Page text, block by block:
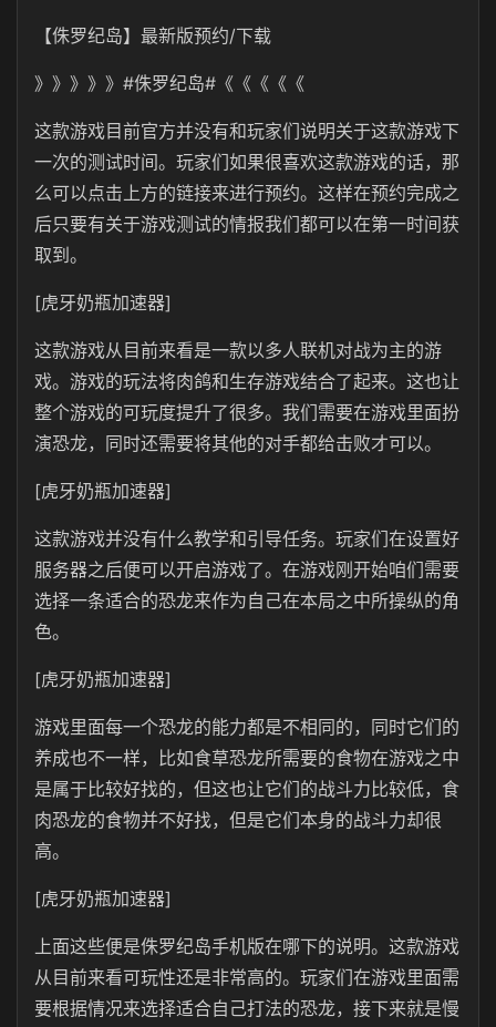
【侏罗纪岛】最新版预约/下载
》》》》》#侏罗纪岛#《《《《《
这款游戏目前官方并没有和玩家们说明关于这款游戏下
一次的测试时间。玩家们如果很喜欢这款游戏的话，那
么可以点击上方的链接来进行预约。这样在预约完成之
后只要有关于游戏测试的情报我们都可以在第一时间获
取到。
[虎牙奶瓶加速器]
这款游戏从目前来看是一款以多人联机对战为主的游
戏。游戏的玩法将肉鸽和生存游戏结合了起来。这也让
整个游戏的可玩度提升了很多。我们需要在游戏里面扮
演恐龙，同时还需要将其他的对手都给击败才可以。
[虎牙奶瓶加速器]
这款游戏并没有什么教学和引导任务。玩家们在设置好
服务器之后便可以开启游戏了。在游戏刚开始咱们需要
选择一条适合的恐龙来作为自己在本局之中所操纵的角
色。
[虎牙奶瓶加速器]
游戏里面每一个恐龙的能力都是不相同的，同时它们的
养成也不一样，比如食草恐龙所需要的食物在游戏之中
是属于比较好找的，但这也让它们的战斗力比较低，食
肉恐龙的食物并不好找，但是它们本身的战斗力却很
高。
[虎牙奶瓶加速器]
上面这些便是侏罗纪岛手机版在哪下的说明。这款游戏
从目前来看可玩性还是非常高的。玩家们在游戏里面需
要根据情况来选择适合自己打法的恐龙，接下来就是慢